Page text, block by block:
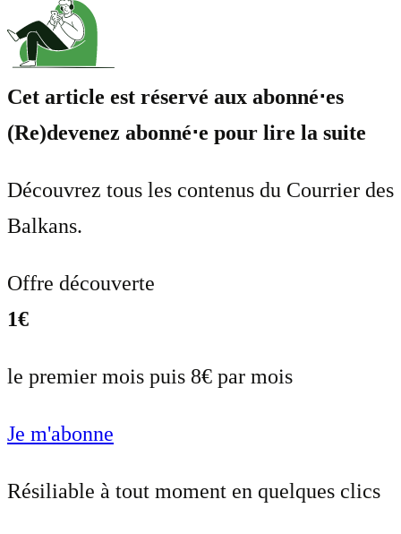
Cet article est réservé aux abonné⋅es
(Re)devenez abonné⋅e pour lire la suite
Découvrez tous les contenus du Courrier des
Balkans.
Offre découverte
1€
le premier mois puis 8€ par mois
Je m'abonne
Résiliable à tout moment en quelques clics